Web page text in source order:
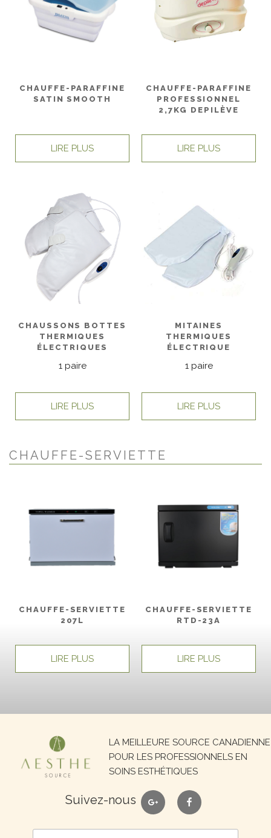
CHAUFFE-PARAFFINE
SATIN SMOOTH
LIRE PLUS
CHAUFFE-PARAFFINE
PROFESSIONNEL
2,7KG DEPILÈVE
LIRE PLUS
CHAUSSONS BOTTES
THERMIQUES
ÉLECTRIQUES
1 paire
LIRE PLUS
MITAINES
THERMIQUES
ÉLECTRIQUE
1 paire
LIRE PLUS
CHAUFFE-SERVIETTE
CHAUFFE-SERVIETTE
207L
LIRE PLUS
CHAUFFE-SERVIETTE
RTD-23A
LIRE PLUS
LA MEILLEURE SOURCE CANADIENNE
POUR LES PROFESSIONNELS EN
SOINS ESTHÉTIQUES
Suivez-nous google facebook
Recherche
pour :